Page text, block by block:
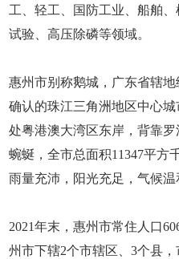
工、轻工、国防工业、船舶
试验、高压除磷等领域。
惠州市别称鹅城，广东省辖
确认的珠江三角洲地区中心城
处粤港澳大湾区东岸，背靠
蜿蜒，全市总面积11347平方
雨量充沛，阳光充足，气候温
2021年末，惠州市常住人口
州市下辖2个市辖区、3个县，